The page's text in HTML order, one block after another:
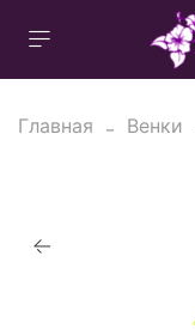
Главная Венки